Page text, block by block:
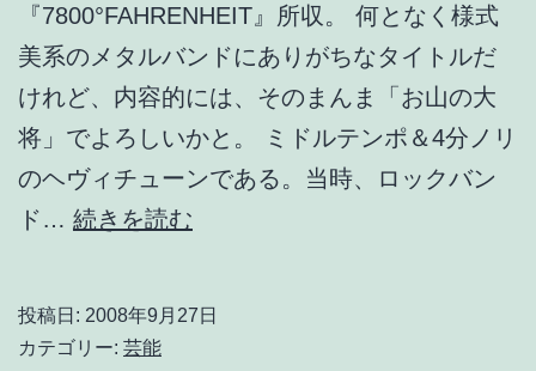
『7800°FAHRENHEIT』所収。 何となく様式
美系のメタルバンドにありがちなタイトルだ
けれど、内容的には、そのまんま「お山の大
将」でよろしいかと。 ミドルテンポ＆4分ノリ
のヘヴィチューンである。当時、ロックバン
ド… 続きを読む
投稿日: 2008年9月27日
カテゴリー: 芸能